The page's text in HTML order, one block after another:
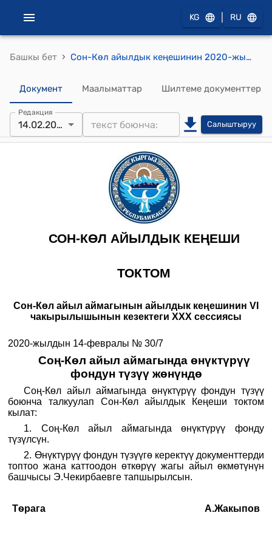
KG RU
Башкы бет › Сон-Көл айылдык кеңешинин 2020-жылдын 14-февралындагы № 30/7 "Соң-Көл айыл аймагында өнүктүрүү фондун түзүү жөнүндө" токтому
Документ Маалыматтар Шилтеме документтер
Редакция
14.02.2020 Салыштыруу